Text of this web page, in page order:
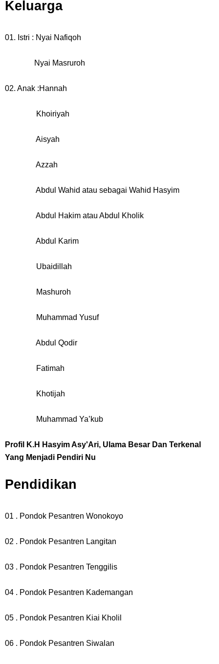
Keluarga
01. Istri : Nyai Nafiqoh
Nyai Masruroh
02. Anak :Hannah
Khoiriyah
Aisyah
Azzah
Abdul Wahid atau sebagai Wahid Hasyim
Abdul Hakim atau Abdul Kholik
Abdul Karim
Ubaidillah
Mashuroh
Muhammad Yusuf
Abdul Qodir
Fatimah
Khotijah
Muhammad Ya’kub
Profil K.H Hasyim Asy'Ari, Ulama Besar Dan Terkenal
Yang Menjadi Pendiri Nu
Pendidikan
01 . Pondok Pesantren Wonokoyo
02 . Pondok Pesantren Langitan
03 . Pondok Pesantren Tenggilis
04 . Pondok Pesantren Kademangan
05 . Pondok Pesantren Kiai Kholil
06 . Pondok Pesantren Siwalan